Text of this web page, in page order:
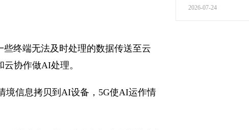
终端无法及时处理的数据传送至云
协作做AI处理。
境信息拷贝到AI设备，5G使AI运作情
2026-07-24